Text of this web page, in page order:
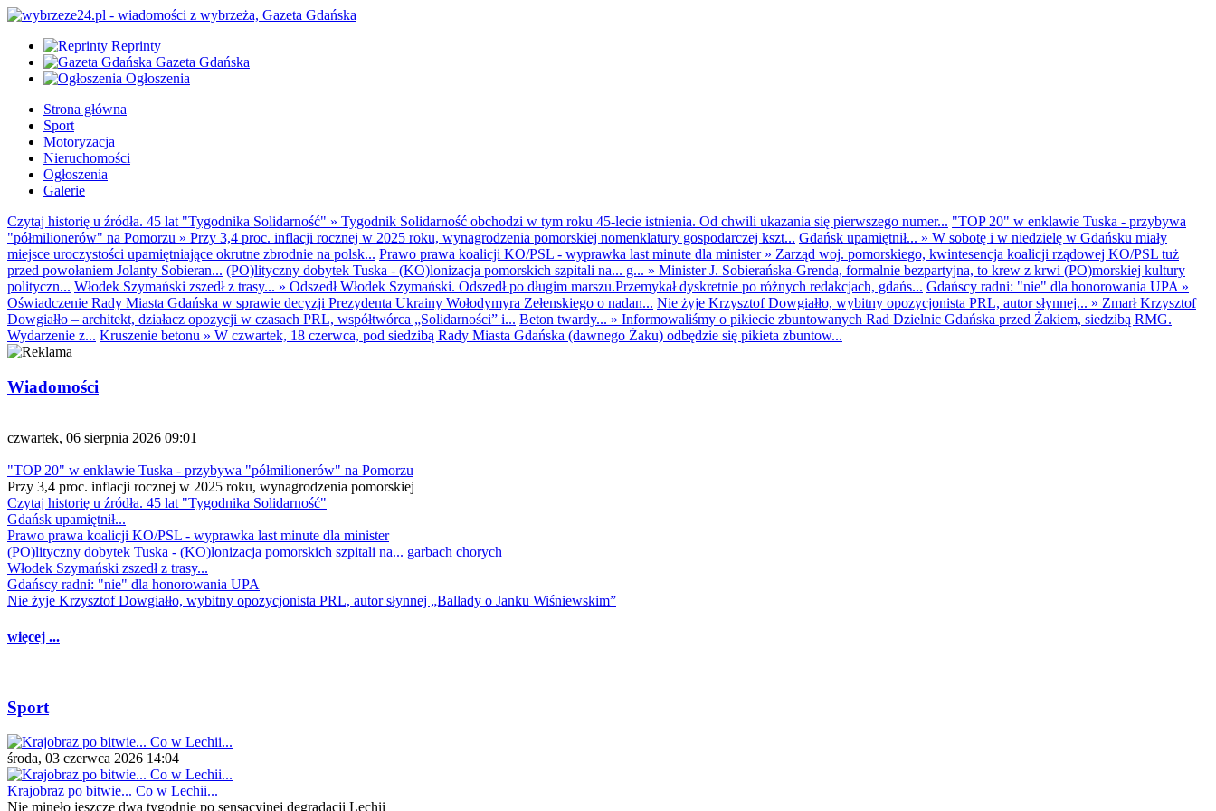
Reprinty
Gazeta Gdańska
Ogłoszenia
Strona główna
Sport
Motoryzacja
Nieruchomości
Ogłoszenia
Galerie
Czytaj historię u źródła. 45 lat "Tygodnika Solidarność" » Tygodnik Solidarność obchodzi w tym roku 45-lecie istnienia. Od chwili ukazania się pierwszego numer... "TOP 20" w enklawie Tuska - przybywa
"półmilionerów" na Pomorzu » Przy 3,4 proc. inflacji rocznej w 2025 roku, wynagrodzenia pomorskiej nomenklatury gospodarczej kszt... Gdańsk upamiętnił... » W sobotę i w niedzielę w Gdańsku miały
miejsce uroczystości upamiętniające okrutne zbrodnie na polsk... Prawo prawa koalicji KO/PSL - wyprawka last minute dla minister» Zarząd woj. pomorskiego, kwintesencja koalicji rządowej KO/PSL tuż
przed powołaniem Jolanty Sobieran... (PO)lityczny dobytek Tuska - (KO)lonizacja pomorskich szpitali na... g... » Minister J. Sobierańska-Grenda, formalnie bezpartyjna, to krew z krwi (PO)morskiej kultury
polityczn... Włodek Szymański zszedł z trasy... » Odszedł Włodek Szymański. Odszedł po długim marszu.Przemykał dyskretnie po różnych redakcjach, gdańs... Gdańscy radni: "nie" dla honorowania UPA »
Oświadczenie Rady Miasta Gdańska w sprawie decyzji Prezydenta Ukrainy Wołodymyra Zełenskiego o nadan... Nie żyje Krzysztof Dowgiałło, wybitny opozycjonista PRL, autor słynnej... » Zmarł Krzysztof
Dowgiałło – architekt, działacz opozycji w czasach PRL, współtwórca „Solidarności” i... Beton twardy... » Informowaliśmy o pikiecie zbuntowanych Rad Dzielnic Gdańska przed Żakiem, siedzibą RMG.
Wydarzenie z... Kruszenie betonu » W czwartek, 18 czerwca, pod siedzibą Rady Miasta Gdańska (dawnego Żaku) odbędzie się pikieta zbuntow...
Wiadomości
czwartek, 06 sierpnia 2026 09:01
"TOP 20" w enklawie Tuska - przybywa "półmilionerów" na Pomorzu
Przy 3,4 proc. inflacji rocznej w 2025 roku, wynagrodzenia pomorskiej
Czytaj historię u źródła. 45 lat "Tygodnika Solidarność"
Gdańsk upamiętnił...
Prawo prawa koalicji KO/PSL - wyprawka last minute dla minister
(PO)lityczny dobytek Tuska - (KO)lonizacja pomorskich szpitali na... garbach chorych
Włodek Szymański zszedł z trasy...
Gdańscy radni: "nie" dla honorowania UPA
Nie żyje Krzysztof Dowgiałło, wybitny opozycjonista PRL, autor słynnej „Ballady o Janku Wiśniewskim”
więcej ...
Sport
środa, 03 czerwca 2026 14:04
Krajobraz po bitwie... Co w Lechii...
Nie minęło jeszcze dwa tygodnie po sensacyjnej degradacji Lechii